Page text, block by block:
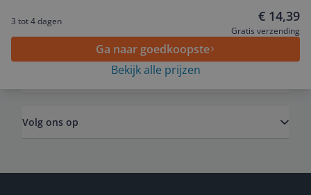
3 tot 4 dagen € 14,39
Gratis verzending
Ga naar goedkoopste
Bekijk alle prijzen
Algemeen
Volg ons op